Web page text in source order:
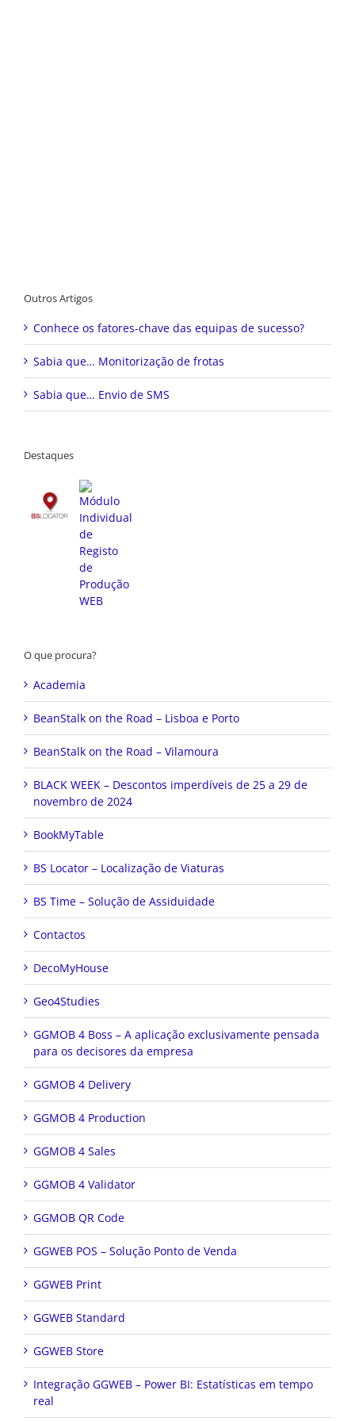
Outros Artigos
Conhece os fatores-chave das equipas de sucesso?
Sabia que… Monitorização de frotas
Sabia que… Envio de SMS
Destaques
O que procura?
Academia
BeanStalk on the Road – Lisboa e Porto
BeanStalk on the Road – Vilamoura
BLACK WEEK – Descontos imperdíveis de 25 a 29 de
novembro de 2024
BookMyTable
BS Locator – Localização de Viaturas
BS Time – Solução de Assiduidade
Contactos
DecoMyHouse
Geo4Studies
GGMOB 4 Boss – A aplicação exclusivamente pensada
para os decisores da empresa
GGMOB 4 Delivery
GGMOB 4 Production
GGMOB 4 Sales
GGMOB 4 Validator
GGMOB QR Code
GGWEB POS – Solução Ponto de Venda
GGWEB Print
GGWEB Standard
GGWEB Store
Integração GGWEB – Power BI: Estatísticas em tempo
real